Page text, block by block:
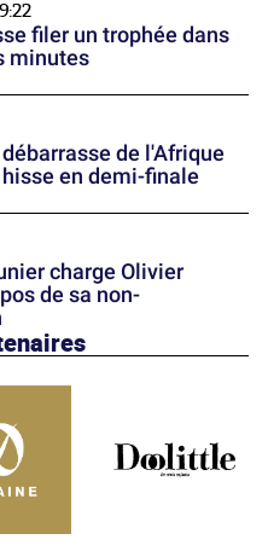
filer un trophée dans
minutes
de l'Afrique
en demi-finale
charge Olivier
de sa non-